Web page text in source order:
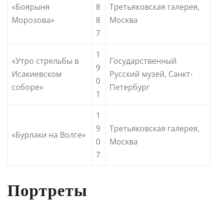
«Боярыня
Морозова»
8
8
7
Третьяковская галерея,
Москва
«Утро стрельбы в
Исакиевском
соборе»
1
9
0
1
Государственный
Русский музей, Санкт-
Петербург
«Бурлаки на Волге»
1
9
0
7
Третьяковская галерея,
Москва
Портреты